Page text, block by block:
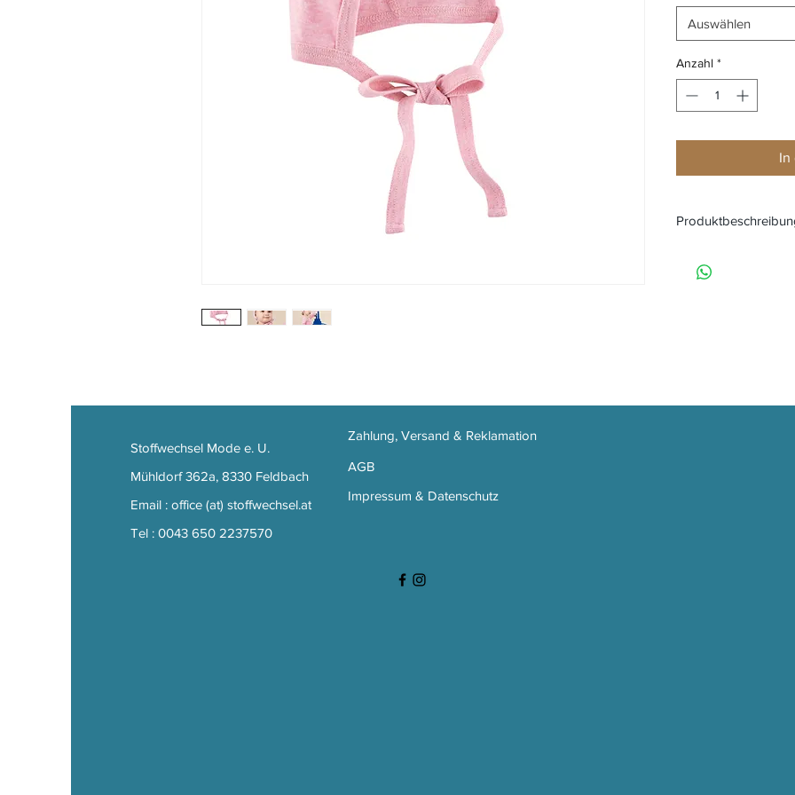
Auswählen
Anzahl *
In
Baumwolle
Stoffwechsel Mode e. U.
Mühldorf 362a, 8330 Feldbach
Email : office (at) stoffwechsel.at
Tel : 0043 650 2237570
Zahlung, Versand & Reklamation
AGB
Impressum & Datenschutz